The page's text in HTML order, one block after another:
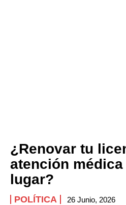
¿Renovar tu
atención
lugar?
POLÍTICA 26 Junio, 2026